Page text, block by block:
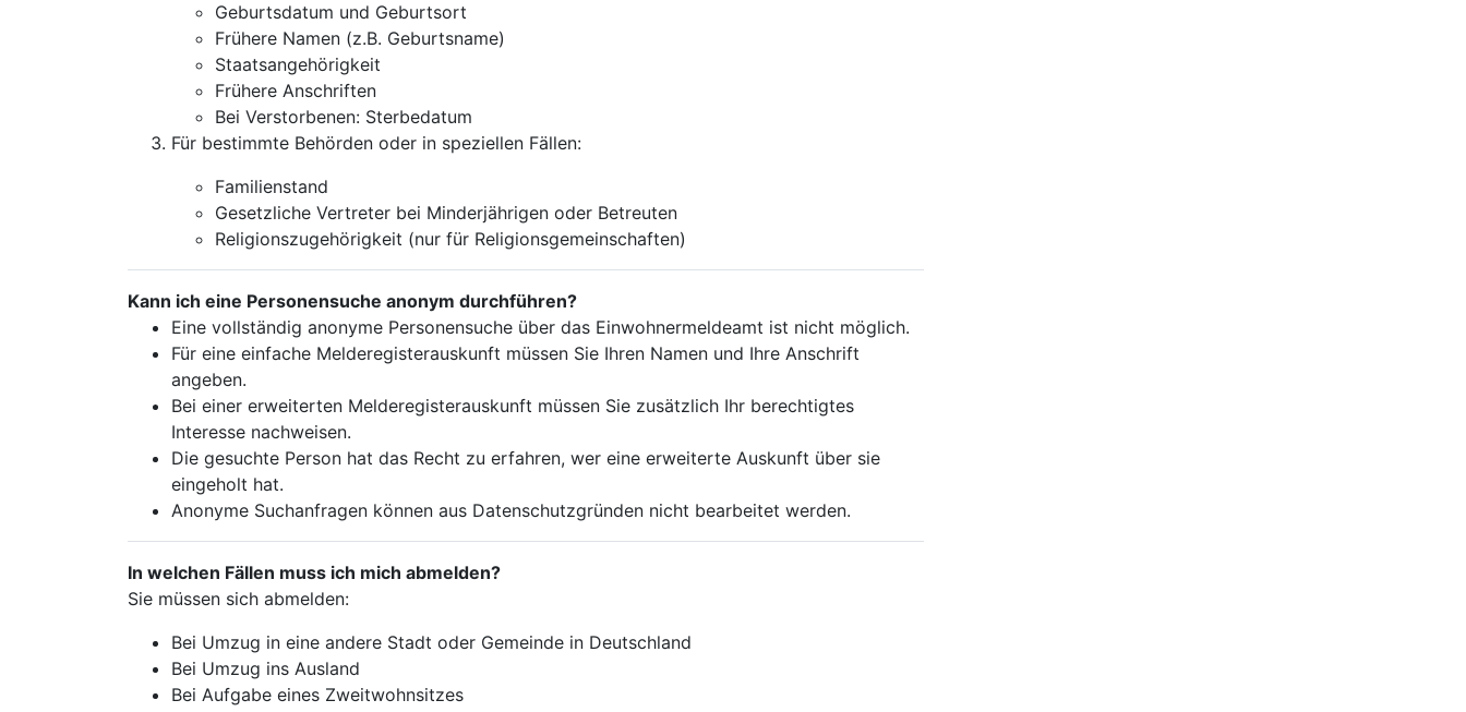
Geburtsdatum und Geburtsort
Frühere Namen (z.B. Geburtsname)
Staatsangehörigkeit
Frühere Anschriften
Bei Verstorbenen: Sterbedatum
Für bestimmte Behörden oder in speziellen Fällen:
Familienstand
Gesetzliche Vertreter bei Minderjährigen oder Betreuten
Religionszugehörigkeit (nur für Religionsgemeinschaften)
Kann ich eine Personensuche anonym durchführen?
Eine vollständig anonyme Personensuche über das Einwohnermeldeamt ist nicht möglich.
Für eine einfache Melderegisterauskunft müssen Sie Ihren Namen und Ihre Anschrift
angeben.
Bei einer erweiterten Melderegisterauskunft müssen Sie zusätzlich Ihr berechtigtes
Interesse nachweisen.
Die gesuchte Person hat das Recht zu erfahren, wer eine erweiterte Auskunft über sie
eingeholt hat.
Anonyme Suchanfragen können aus Datenschutzgründen nicht bearbeitet werden.
In welchen Fällen muss ich mich abmelden?
Sie müssen sich abmelden:
Bei Umzug in eine andere Stadt oder Gemeinde in Deutschland
Bei Umzug ins Ausland
Bei Aufgabe eines Zweitwohnsitzes